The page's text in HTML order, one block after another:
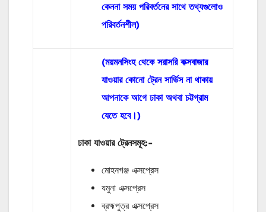
কেননা সময় পরিবর্তনের সাথে তথ্যগুলোও
পরিবর্তনশীল)
(ময়মনসিংহ থেকে সরাসরি কক্সবাজার
যাওয়ার কোনো ট্রেন সার্ভিস না থাকায়
আপনাকে আগে ঢাকা অথবা চট্টগ্রাম
যেতে হবে।)
ঢাকা যাওয়ার ট্রেনসমূহ:-
মোহনগঞ্জ এক্সপ্রেস
যমুনা এক্সপ্রেস
ব্রহ্মপুত্র এক্সপ্রেস